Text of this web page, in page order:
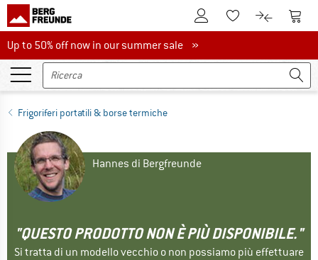
Al conto clienteAlla lista
Al Al
Up to 50% off now in our summer sale
Up to 50% off now in our summer sale »
Frigoriferi portatili & borse termiche
Hannes di Bergfreunde
"QUESTO PRODOTTO NON È PIÙ DISPONIBILE."
Si tratta di un modello vecchio o non possiamo più effettuare